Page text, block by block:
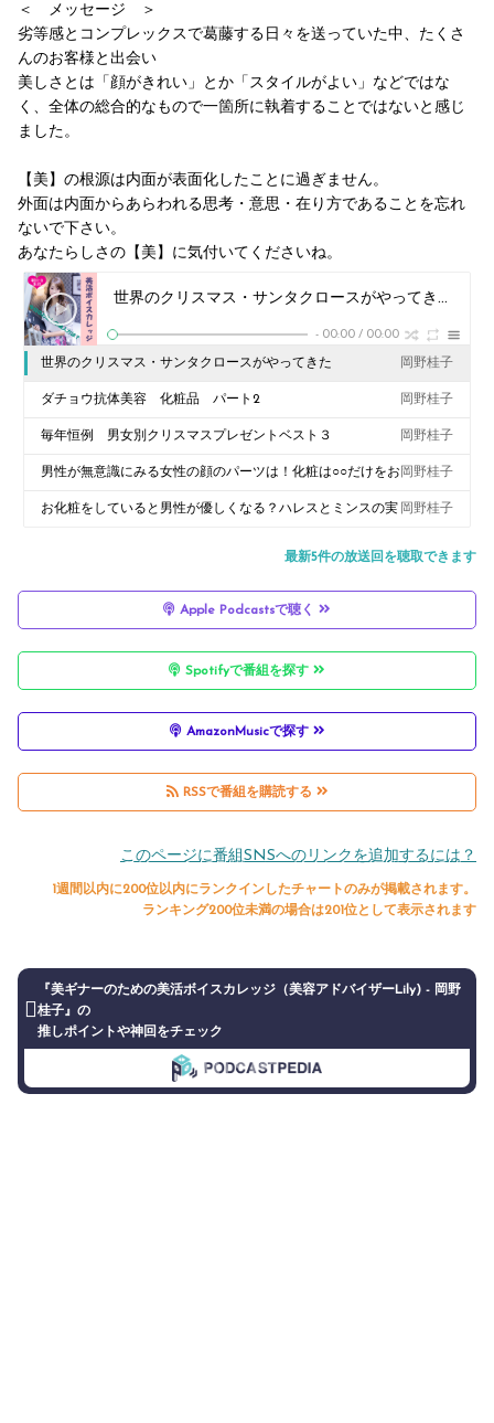
＜ メッセージ ＞
劣等感とコンプレックスで葛藤する日々を送っていた中、たくさ
んのお客様と出会い
美しさとは「顔がきれい」とか「スタイルがよい」などではな
く、全体の総合的なもので一箇所に執着することではないと感じ
ました。
【美】の根源は内面が表面化したことに過ぎません。
外面は内面からあらわれる思考・意思・在り方であることを忘れ
ないで下さい。
あなたらしさの【美】に気付いてくださいね。
世界のクリスマス・サンタクロースがやってきた
- 00:00 / 00:00
世界のクリスマス・サンタクロースがやってきた 岡野桂子
ダチョウ抗体美容 化粧品 パート2 岡野桂子
毎年恒例 男女別クリスマスプレゼントベスト３ 岡野桂子
男性が無意識にみる女性の顔のパーツは！化粧は○○だけをお
さえておけば掴みはOK！
岡野桂子
お化粧をしていると男性が優しくなる？ハレスとミンスの実 岡野桂子
最新5件の放送回を聴取できます
Apple Podcastsで聴く
Spotifyで番組を探す
AmazonMusicで探す
RSSで番組を購読する
このページに番組SNSへのリンクを追加するには？
1週間以内に200位以内にランクインしたチャートのみが掲載されます。
ランキング200位未満の場合は201位として表示されます
『美ギナーのための美活ボイスカレッジ（美容アドバイザーLily) - 岡野
桂子』の
推しポイントや神回をチェック